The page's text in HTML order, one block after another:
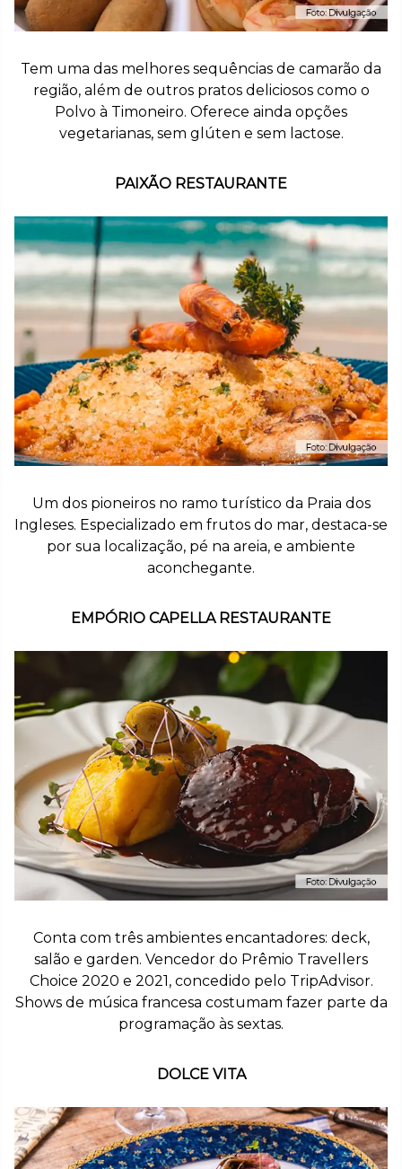
Tem uma das melhores sequências de camarão da
região, além de outros pratos deliciosos como o
Polvo à Timoneiro. Oferece ainda opções
vegetarianas, sem glúten e sem lactose.
PAIXÃO RESTAURANTE
Um dos pioneiros no ramo turístico da Praia dos
Ingleses. Especializado em frutos do mar, destaca-se
por sua localização, pé na areia, e ambiente
aconchegante.
EMPÓRIO CAPELLA RESTAURANTE
Conta com três ambientes encantadores: deck,
salão e garden. Vencedor do Prêmio Travellers
Choice 2020 e 2021, concedido pelo TripAdvisor.
Shows de música francesa costumam fazer parte da
programação às sextas.
DOLCE VITA